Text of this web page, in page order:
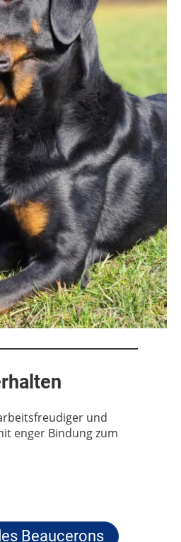
und
enger Bindung zum
Beaucerons